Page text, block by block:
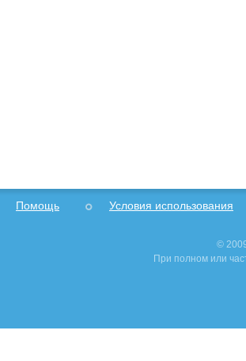
Помощь Условия использования
©
При полном или